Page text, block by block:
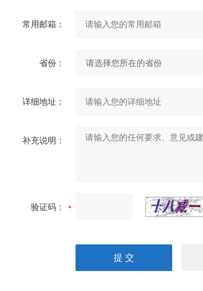
常用邮箱：
省份：
详细地址：
补充说明：
验证码：